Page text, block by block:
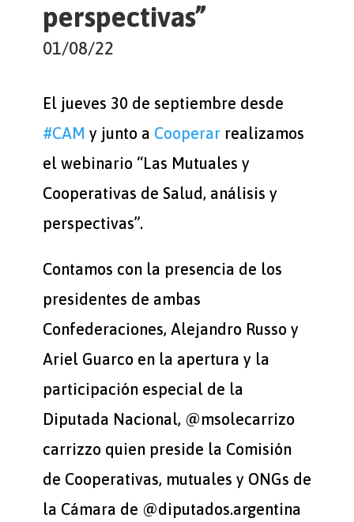
perspectivas”
01/08/22
El jueves 30 de septiembre desde
#CAM y junto a Cooperarrealizamos
el webinario “Las Mutuales y
Cooperativas de Salud, análisis y
perspectivas”.
Contamos con la presencia de los
presidentes de ambas
Confederaciones, Alejandro Russo y
Ariel Guarco en la apertura y la
participación especial de la
Diputada Nacional, @msolecarrizo
carrizzo quien preside la Comisión
de Cooperativas, mutuales y ONGs de
la Cámara de @diputados.argentina